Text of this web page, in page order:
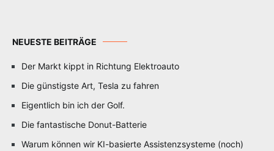
NEUESTE BEITRÄGE
Der Markt kippt in Richtung Elektroauto
Die günstigste Art, Tesla zu fahren
Eigentlich bin ich der Golf.
Die fantastische Donut-Batterie
Warum können wir KI-basierte Assistenzsysteme (noch)